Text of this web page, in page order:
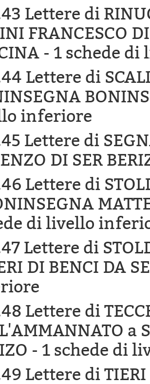
Lettere di
FRANCESCO
- 1 schede
Lettere di
inferiore
Lettere di
DI SER
Lettere di
di livello
Lettere di
DI BENCI DA
Lettere di
a
- 1 schede di
Lettere di